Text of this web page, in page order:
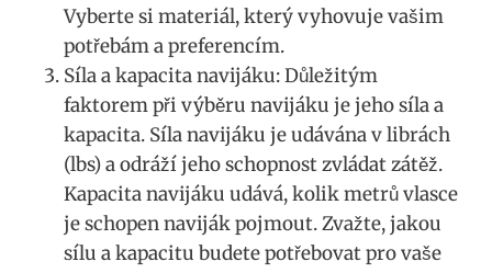
Vyberte si‌ materiál, který vyhovuje vašim
potřebám a preferencím.
Síla a kapacita navijáku: Důležitým
faktorem při výběru navijáku je jeho síla⁢ a
kapacita. Síla navijáku je udávána v librách
(lbs) a odráží ‍jeho schopnost zvládat zátěž.
‍Kapacita navijáku udává, kolik metrů vlasce
je schopen naviják ⁢pojmout. Zvažte, jakou
sílu a ​kapacitu budete potřebovat pro⁢ vaše